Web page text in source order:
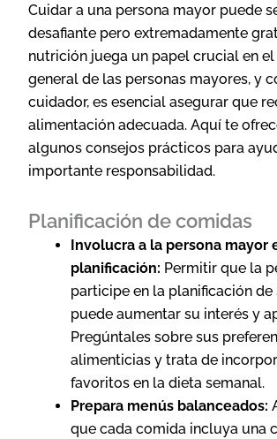
Cuidar a una persona mayor puede
desafiante pero extremadamente
nutrición juega un papel crucial en
general de las personas mayores, y
cuidador, es esencial asegurar que
alimentación adecuada. Aquí te
algunos consejos prácticos para
importante responsabilidad.
Planificación de comidas
Involucra a la persona mayor
planificación: Permitir que la
participe en la planificación
puede aumentar su interés y
Pregúntales sobre sus
alimenticias y trata de
favoritos en la dieta semanal.
Prepara menús balanceados:
que cada comida incluya una